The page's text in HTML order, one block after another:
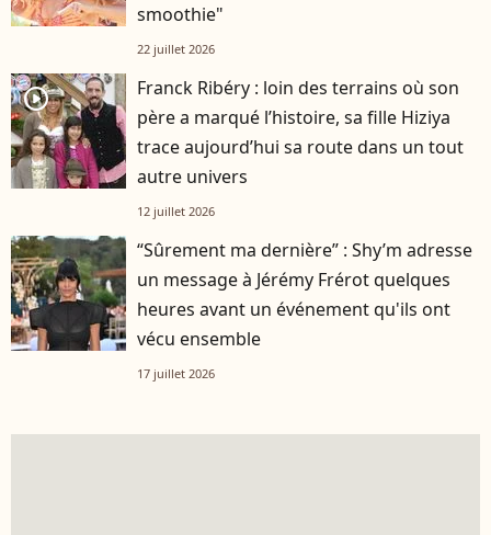
smoothie"
22 juillet 2026
player2
Franck Ribéry : loin des terrains où son
père a marqué l’histoire, sa fille Hiziya
trace aujourd’hui sa route dans un tout
autre univers
12 juillet 2026
“Sûrement ma dernière” : Shy’m adresse
un message à Jérémy Frérot quelques
heures avant un événement qu'ils ont
vécu ensemble
17 juillet 2026